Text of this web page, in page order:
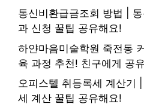
통신비환급금조회 방법 |
과 신청 꿀팁 공유해요!
하얀마음미술학원 죽전동
육 과정 추천! 친구에게 공
오피스텔 취등록세 계산기
세 계산 꿀팁 공유해요!